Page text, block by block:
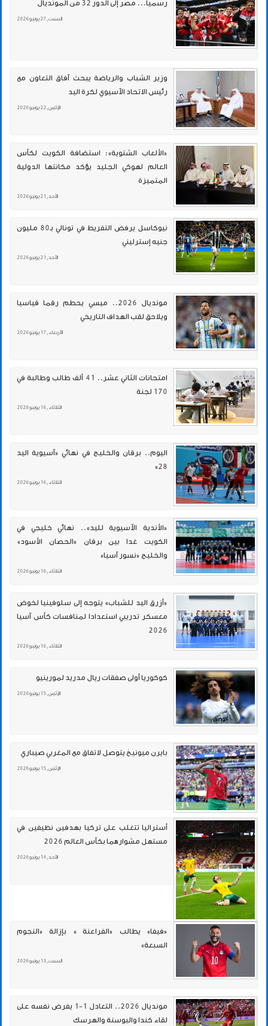
رسمياً... مصر إلى الدور 32 من المونديال
السبت , 27 يونيو 2026
وزير الشباب والرياضة يبحث آفاق التعاون مع
رئيس الاتحاد الآسيوي لكرة اليد
الإثنين , 22 يونيو 2026
«الألعاب الشتوية»: استضافة الكويت لكأس
العالم لهوكي الجليد يؤكد مكانتها الدولية
المتميزة
الأحد , 21 يونيو 2026
نيوكاسل يرفض التفريط في تونالي بـ80 مليون
جنيه إسترليني
الأحد , 21 يونيو 2026
مونديال 2026.. ميسي يحطم رقما قياسيا
ويلاحق لقب الهداف التاريخي
الأربعاء , 17 يونيو 2026
امتحانات الثاني عشر.. 41 ألف طالب وطالبة في
170 لجنة
الثلاثاء , 16 يونيو 2026
اليوم.. برقان والخليج في نهائي «آسيوية اليد
28»
الثلاثاء , 16 يونيو 2026
«الأندية الآسيوية لليد».. نهائي خليجي في
الكويت غدا بين برقان «الحصان الأسود»
والخليج «نسور آسيا»
الثلاثاء , 16 يونيو 2026
«أزرق اليد للشباب» يتوجه إلى سلوفينيا لخوض
معسكر تدريبي استعدادا لمنافسات كأس آسيا
2026
الثلاثاء , 16 يونيو 2026
كوكوريا أولى صفقات ريال مدريد لمورينيو
الإثنين , 15 يونيو 2026
بايرن ميونيخ يتوصل لاتفاق مع المغربي صيباري
الإثنين , 15 يونيو 2026
أستراليا تتغلب على تركيا بهدفين نظيفين في
مستهل مشوارهما بكأس العالم 2026
الأحد , 14 يونيو 2026
«فيفا» يطالب «الفراعنة » بإزالة «النجوم
السبعة»
السبت , 13 يونيو 2026
مونديال 2026.. التعادل 1-1 يفرض نفسه على
لقاء كندا والبوسنة والهرسك